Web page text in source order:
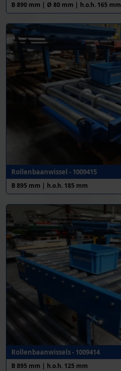
B 890 mm | Ø 80 mm | h.o.h. 165 mm
Rollenbaanwissel - 1009415
B 895 mm | h.o.h. 185 mm
Rollenbaanwissels - 1009414
B 895 mm | h.o.h. 125 mm